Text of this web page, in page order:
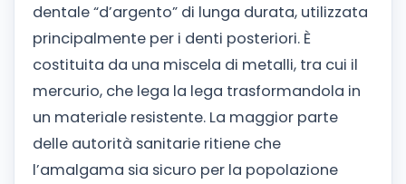
dentale “d’argento” di lunga durata, utilizzata
principalmente per i denti posteriori. È
costituita da una miscela di metalli, tra cui il
mercurio, che lega la lega trasformandola in
un materiale resistente. La maggior parte
delle autorità sanitarie ritiene che
l’amalgama sia sicuro per la popolazione